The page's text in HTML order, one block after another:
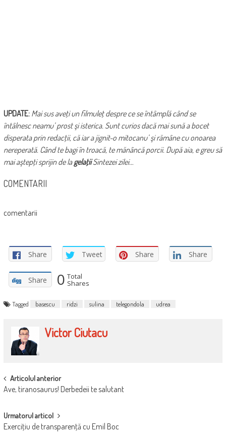
UPDATE: Mai sus aveţi un filmuleţ despre ce se întâmplă când se
întâlnesc neamu’ prost şi isterica. Sunt curios dacă mai sună a bocet
disperata prin redacţii, că iar a jignit-o mitocanu’ şi rămâne cu onoarea
nereperată. Când te bagi în troacă, te mănâncă porcii. După aia, e greu să
mai aştepţi sprijin de lagelaţiiSintezei zilei…
COMENTARII
comentarii
Share Tweet Share Share
Share 0 Total
Shares
Tagged basescu ridzi sulina telegondola udrea
Victor Ciutacu
POST
NAVIGATION
Articolul anterior
Ave, tiranosaurus! Derbedeii te salutant
Urmatorul articol
Exerciţiu de transparenţă cu Emil Boc